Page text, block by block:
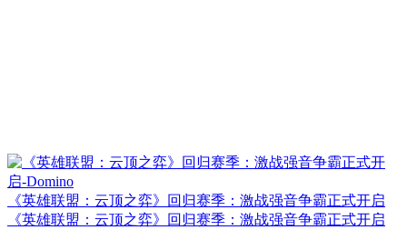
《英雄联盟：云顶之弈》回归赛季：激战强音争霸正式开启
《英雄联盟：云顶之弈》回归赛季：激战强音争霸正式开启